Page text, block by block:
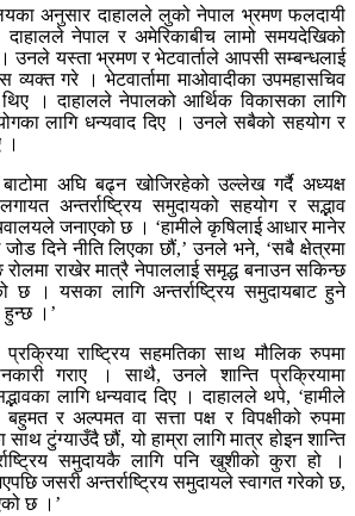
अनुसार दाहालले लुको नेपाल भ्रमण फलदायी
नेपाल र अमेरिकाबीच लामो समयदेखिको
उनले यस्ता भ्रमण र भेटवार्ताले आपसी सम्बन्धलाई
व्यक्त गरे । भेटवार्तामा माओवादीका उपमहासचिव
थिए । दाहालले नेपालको आर्थिक विकासका लागि
लागि धन्यवाद दिए । उनले सबैको सहयोग र
।
अघि बढ्न खोजिरहेको उल्लेख गर्दै अध्यक्ष
अन्तर्राष्ट्रिय समुदायको सहयोग र सद्भाव
जनाएको छ । ‘हामीले कृषिलाई आधार मानेर
जोड दिने नीति लिएका छौं,’ उनले भने, ‘सबै क्षेत्रमा
रोलमा राखेर मात्रै नेपाललाई समृद्ध बनाउन सकिन्छ
छ । यसका लागि अन्तर्राष्ट्रिय समुदायबाट हुने
हुन्छ ।’
राष्ट्रिय सहमतिका साथ मौलिक रुपमा
गराए । साथै, उनले शान्ति प्रक्रियामा
लागि धन्यवाद दिए । दाहालले थपे, ‘हामीले
बहुमत र अल्पमत वा सत्ता पक्ष र विपक्षीको रुपमा
टुंग्याउँदै छौं, यो हाम्रा लागि मात्र होइन शान्ति
समुदायकै लागि पनि खुशीको कुरा हो ।
जसरी अन्तर्राष्ट्रिय समुदायले स्वागत गरेको छ,
छ ।’